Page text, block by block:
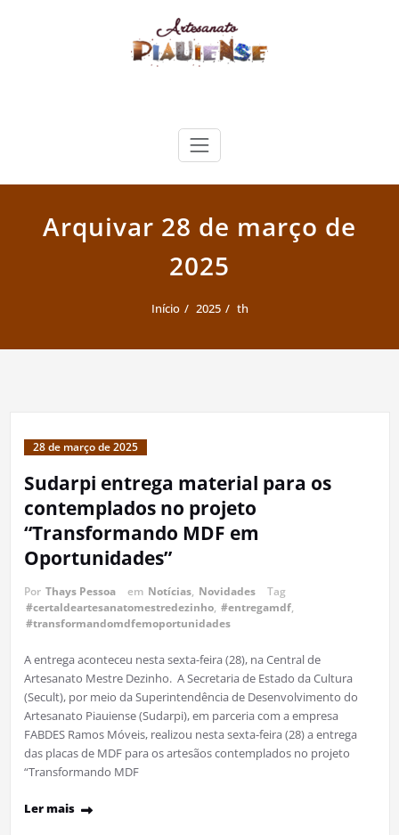
Artesanato Piauiense
Arquivar 28 de março de
2025
Início 2025 th
28 de março de 2025
Sudarpi entrega material para os
contemplados no projeto
“Transformando MDF em
Oportunidades”
Por Thays Pessoa em Notícias, Novidades
Tag
#certaldeartesanatomestredezinho, #entregamdf,
#transformandomdfemoportunidades
A entrega aconteceu nesta sexta-feira (28), na Central de
Artesanato Mestre Dezinho. A Secretaria de Estado da Cultura
(Secult), por meio da Superintendência de Desenvolvimento do
Artesanato Piauiense (Sudarpi), em parceria com a empresa
FABDES Ramos Móveis, realizou nesta sexta-feira (28) a entrega
das placas de MDF para os artesãos contemplados no projeto
“Transformando MDF
Ler mais